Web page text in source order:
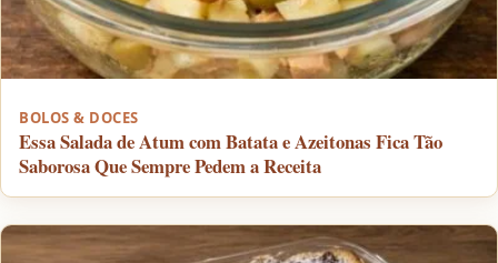
BOLOS & DOCES
Essa Salada de Atum com Batata e Azeitonas Fica Tão
Saborosa Que Sempre Pedem a Receita